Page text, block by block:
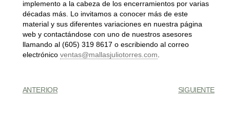
implemento a la cabeza de los encerramientos por varias
décadas más. Lo invitamos a conocer más de este
material y sus diferentes variaciones en nuestra página
web y contactándose con uno de nuestros asesores
llamando al (605) 319 8617 o escribiendo al correo
electrónico ventas@mallasjuliotorres.com
ANTERIOR SIGUIENTE